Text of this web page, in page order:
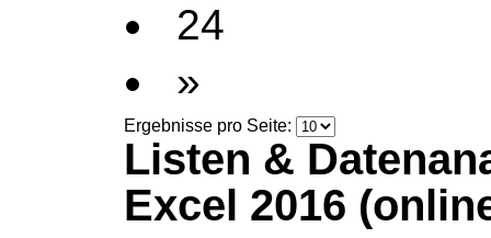
24
»
Ergebnisse pro Seite:
Listen &
Excel 2016